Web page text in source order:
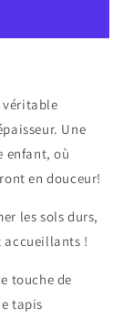
véritable
Une
enfant, où
en douceur!
les sols durs,
accueillants !
touche de
tapis